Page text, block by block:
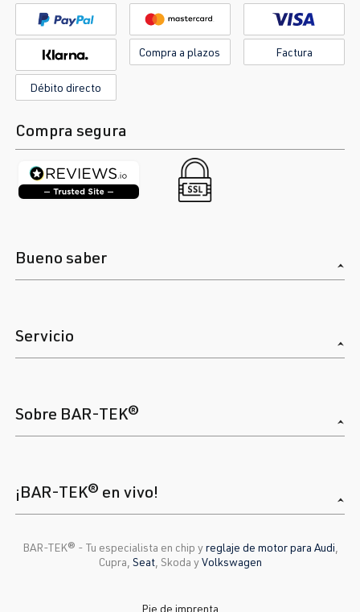
Compra a plazos Factura
Débito directo
Compra segura
Bueno saber
Servicio
Sobre BAR-TEK®
¡BAR-TEK® en vivo!
BAR-TEK®️ - Tu especialista en chip yreglaje de motor para Audi
Cupra, Seat, Skoda yVolkswagen
Pie de imprenta